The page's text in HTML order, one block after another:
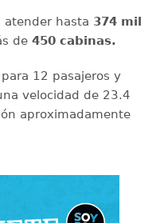
atender hasta 374 mil
de 450 cabinas.
12 pasajeros y
velocidad de 23.4
aproximadamente